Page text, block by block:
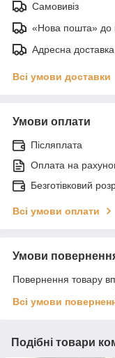
Самовивіз
«Нова пошта» до
Адресна
Всі умови доставки
Умови оплати
Післяплата
Оплата на
Безготівковий
Всі умови оплати
Умови
Повернення товару
Всі умови
Подібні товари